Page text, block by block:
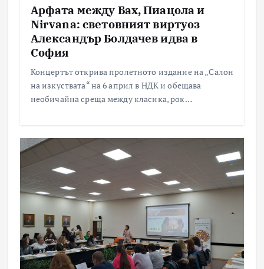
Арфата между Бах, Пиацола и
Nirvana: световният виртуоз
Александър Болдачев идва в
София
Концертът открива пролетното издание на „Салон
на изкуствата“ на 6 април в НДК и обещава
необичайна среща между класика, рок…